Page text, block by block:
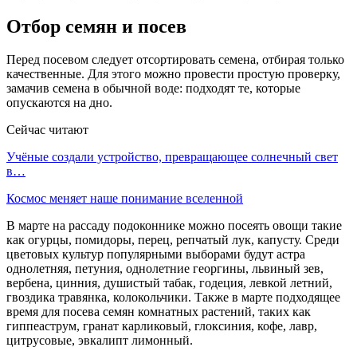
Отбор семян и посев
Перед посевом следует отсортировать семена, отбирая только
качественные. Для этого можно провести простую проверку,
замачив семена в обычной воде: подходят те, которые
опускаются на дно.
Сейчас читают
Учёные создали устройство, превращающее солнечный свет
в…
Космос меняет наше понимание вселенной
В марте на рассаду подоконнике можно посеять овощи такие
как огурцы, помидоры, перец, репчатый лук, капусту. Среди
цветовых культур популярными выборами будут астра
однолетняя, петуния, однолетние георгины, львиный зев,
вербена, цинния, душистый табак, годеция, левкой летний,
гвоздика травянка, колокольчики. Также в марте подходящее
время для посева семян комнатных растений, таких как
гиппеаструм, гранат карликовый, глоксиния, кофе, лавр,
цитрусовые, эвкалипт лимонный.